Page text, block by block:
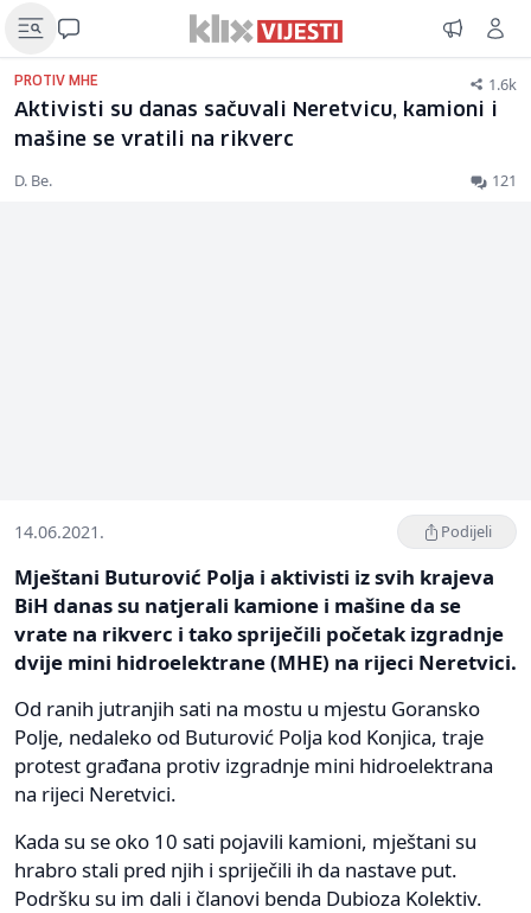
PROTIV MHE 1.6k
Aktivisti su danas sačuvali Neretvicu, kamioni i
mašine se vratili na rikverc
D. Be. 121
14.06.2021. Podijeli
Mještani Buturović Polja i aktivisti iz svih krajeva
BiH danas su natjerali kamione i mašine da se
vrate na rikverc i tako spriječili početak izgradnje
dvije mini hidroelektrane (MHE) na rijeci Neretvici.
Od ranih jutranjih sati na mostu u mjestu Goransko
Polje, nedaleko od Buturović Polja kod Konjica, traje
protest građana protiv izgradnje mini hidroelektrana
na rijeci Neretvici.
Kada su se oko 10 sati pojavili kamioni, mještani su
hrabro stali pred njih i spriječili ih da nastave put.
Podršku su im dali i članovi benda Dubioza Kolektiv.